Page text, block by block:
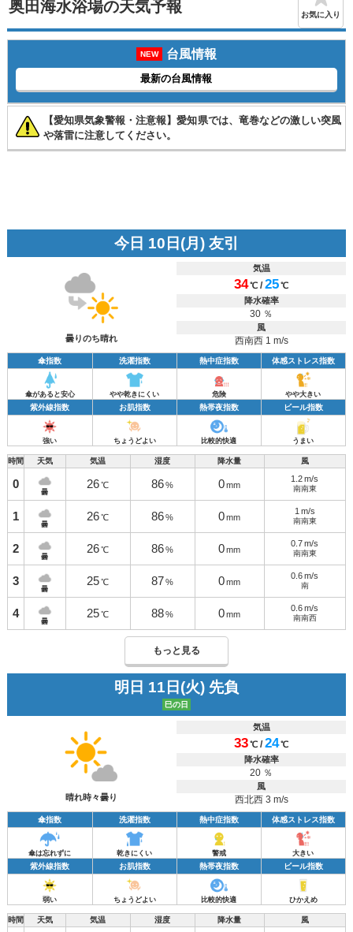
奥田海水浴場の天気予報 お気に入り
NEW 台風情報
最新の台風情報
【愛知県気象警報・注意報】愛知県では、竜巻などの激しい突風
や落雷に注意してください。
今日 10日(月) 友引
曇りのち晴れ
気温
34℃ /25℃
降水確率
30 ％
風
西南西 1 m/s
傘指数 洗濯指数 熱中症指数 体感ストレス指数
傘があると安心 やや乾きにくい 危険 やや大きい
紫外線指数 お肌指数 熱帯夜指数 ビール指数
強い ちょうどよい 比較的快適 うまい
時間 天気 気温 湿度 降水量 風
0
曇
26 ℃ 86 % 0 mm
1.2 m/s
南南東
1
曇
26 ℃ 86 % 0 mm
1 m/s
南南東
2
曇
26 ℃ 86 % 0 mm
0.7 m/s
南南東
3
曇
25 ℃ 87 % 0 mm
0.6 m/s
南
4
曇
25 ℃ 88 % 0 mm
0.6 m/s
南南西
もっと見る
明日 11日(火) 先負
巳の日
晴れ時々曇り
気温
33℃ /24℃
降水確率
20 ％
風
西北西 3 m/s
傘指数 洗濯指数 熱中症指数 体感ストレス指数
傘は忘れずに 乾きにくい 警戒 大きい
紫外線指数 お肌指数 熱帯夜指数 ビール指数
弱い ちょうどよい 比較的快適 ひかえめ
時間 天気 気温 湿度 降水量 風